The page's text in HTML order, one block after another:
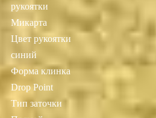
рукоятки
Микарта
Цвет рукоятки
синий
Форма клинка
Drop Point
Тип заточки